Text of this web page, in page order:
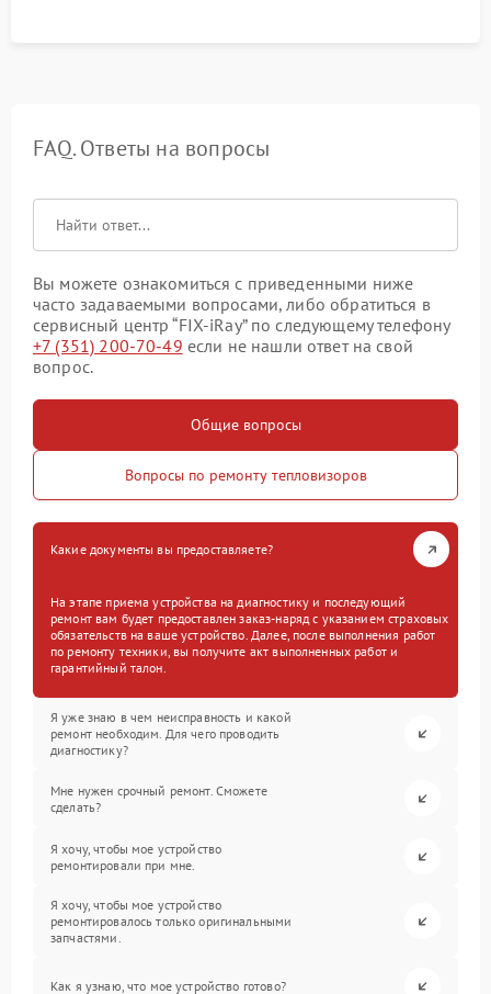
FAQ. Ответы на вопросы
Вы можете ознакомиться с приведенными ниже
часто задаваемыми вопросами, либо обратиться в
сервисный центр “FIX-iRay” по следующему телефону
+7 (351) 200-70-49 если не нашли ответ на свой
вопрос.
Общие вопросы
Вопросы по ремонту тепловизоров
Какие документы вы предоставляете?
На этапе приема устройства на диагностику и последующий
ремонт вам будет предоставлен заказ-наряд с указанием страховых
обязательств на ваше устройство. Далее, после выполнения работ
по ремонту техники, вы получите акт выполненных работ и
гарантийный талон.
Я уже знаю в чем неисправность и какой
ремонт необходим. Для чего проводить
диагностику?
Мне нужен срочный ремонт. Сможете
сделать?
Я хочу, чтобы мое устройство
ремонтировали при мне.
Я хочу, чтобы мое устройство
ремонтировалось только оригинальными
запчастями.
Как я узнаю, что мое устройство готово?